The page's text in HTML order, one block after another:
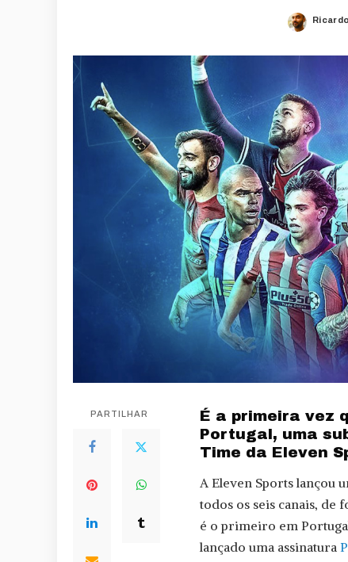
Posted
PARTILHAR
É a primeira vez
Portugal, uma
Time da Eleven
A Eleven Sports lançou
todos os seis canais,
é o primeiro em
lançado uma assinatura